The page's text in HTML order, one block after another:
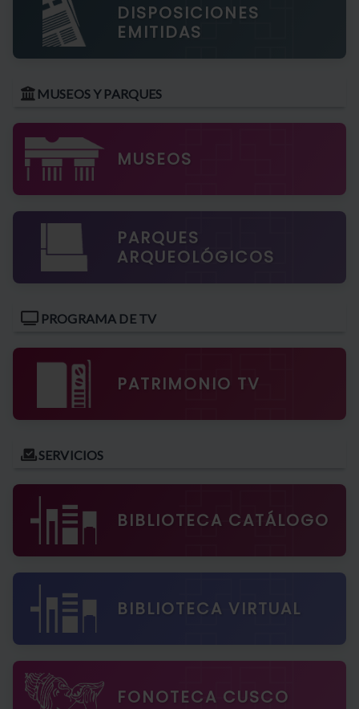
DISPOSICIONES
EMITIDAS
MUSEOS Y PARQUES
MUSEOS
PARQUES
ARQUEOLÓGICOS
PROGRAMA DE TV
PATRIMONIO TV
SERVICIOS
BIBLIOTECA CATÁLOGO
BIBLIOTECA VIRTUAL
FONOTECA CUSCO